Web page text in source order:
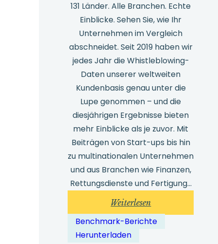
131 Länder. Alle Branchen. Echte
Einblicke. Sehen Sie, wie Ihr
Unternehmen im Vergleich
abschneidet. Seit 2019 haben wir
jedes Jahr die Whistleblowing-
Daten unserer weltweiten
Kundenbasis genau unter die
Lupe genommen – und die
diesjährigen Ergebnisse bieten
mehr Einblicke als je zuvor. Mit
Beiträgen von Start-ups bis hin
zu multinationalen Unternehmen
und aus Branchen wie Finanzen,
Rettungsdienste und Fertigung...
Weiterlesen:
Whistleblowing-
Benchmark-Berichte
Herunterladen